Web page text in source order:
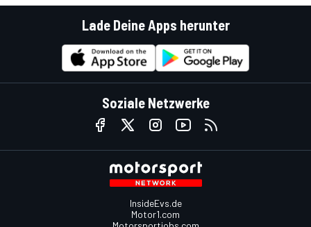
Lade Deine Apps herunter
Soziale Netzwerke
InsideEvs.de
Motor1.com